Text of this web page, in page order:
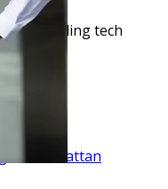
cooling tech